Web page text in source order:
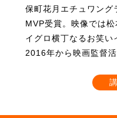
保町花月エチュワン
MVP受賞。映像では
イグロ横丁なるお笑い
2016年から映画監督活